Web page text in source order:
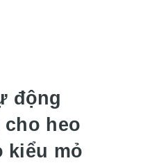
động
heo
kiểu mỏ